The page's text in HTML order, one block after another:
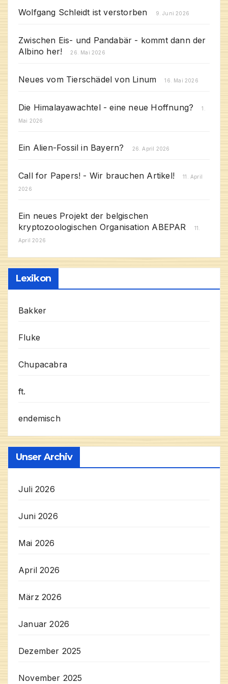
Wolfgang Schleidt ist verstorben 9. Juni 2026
Zwischen Eis- und Pandabär - kommt dann der
Albino her!
26. Mai 2026
Neues vom Tierschädel von Linum 16. Mai 2026
Die Himalayawachtel - eine neue Hoffnung?
1.
Mai 2026
Ein Alien-Fossil in Bayern? 26. April 2026
Call for Papers! - Wir brauchen Artikel!
11. April
2026
Ein neues Projekt der belgischen
kryptozoologischen Organisation ABEPAR
11.
April 2026
Lexikon
Bakker
Fluke
Chupacabra
ft.
endemisch
Unser Archiv
Juli 2026
Juni 2026
Mai 2026
April 2026
März 2026
Januar 2026
Dezember 2025
November 2025